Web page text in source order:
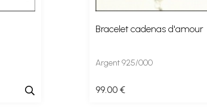
Bracelet cadenas d'amour
Argent 925/000
99.00 €